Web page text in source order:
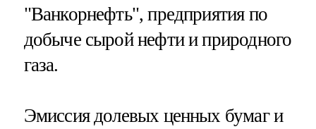
"Ванкорнефть", предприятия по
добыче сырой нефти и природного
газа.
Эмиссия долевых ценных бумаг и